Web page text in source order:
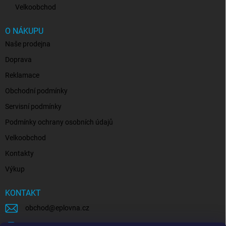
Velkoobchod
O NÁKUPU
Naše prodejna
Doprava
Reklamace
Obchodní podmínky
Servisní podmínky
Podmínky ochrany osobních údajů
Velkoobchod
Kontakty
Výkup
KONTAKT
obchod @eplovna.cz